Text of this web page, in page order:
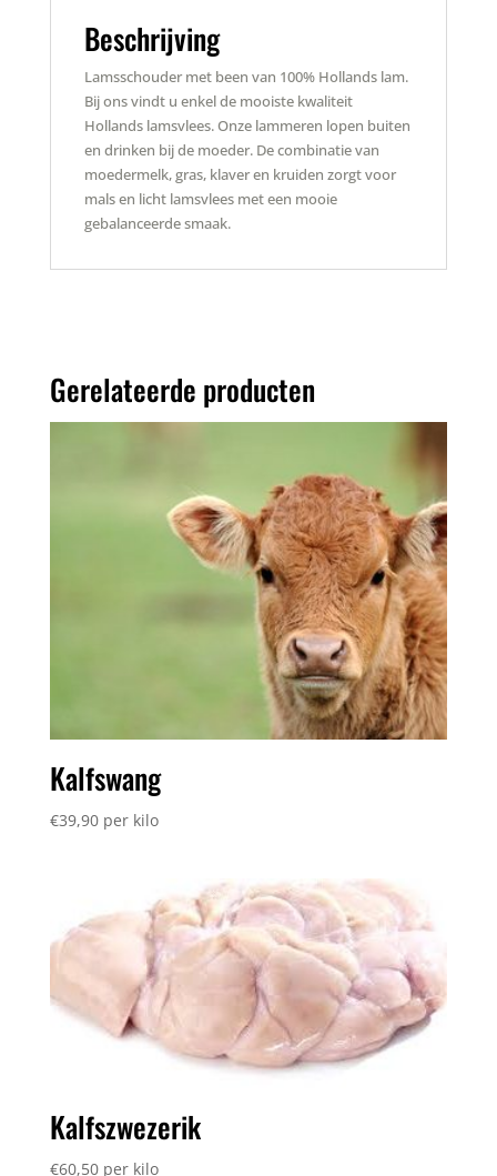
Beschrijving
Lamsschouder met been van 100% Hollands lam.
Bij ons vindt u enkel de mooiste kwaliteit
Hollands lamsvlees. Onze lammeren lopen buiten
en drinken bij de moeder. De combinatie van
moedermelk, gras, klaver en kruiden zorgt voor
mals en licht lamsvlees met een mooie
gebalanceerde smaak.
Gerelateerde producten
Kalfswang
€39,90per kilo
Kalfszwezerik
€60,50per kilo